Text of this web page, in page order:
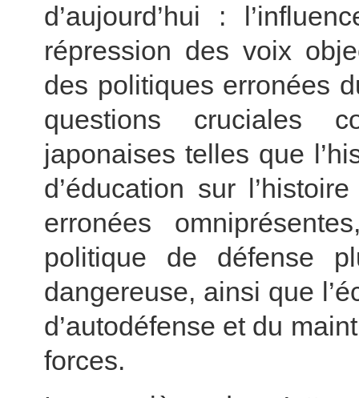
d’aujourd’hui :
répression des voix
des politiques erronées
questions cruciales
japonaises telles que
d’éducation sur
erronées
politique de défense
dangereuse, ainsi que
d’autodéfense et du
forces.